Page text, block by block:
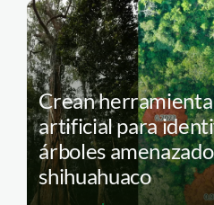
Crean
artificial para
árboles
shihuahuaco